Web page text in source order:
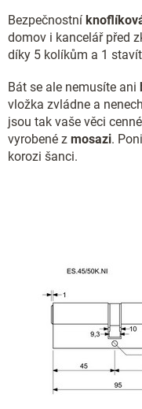
Bezpečnostní
domov i kancelář před
díky 5 kolíkům a 1
Bát se ale nemusíte ani
vložka zvládne a
jsou tak vaše věci
vyrobené z mosazi.
korozi šanci.